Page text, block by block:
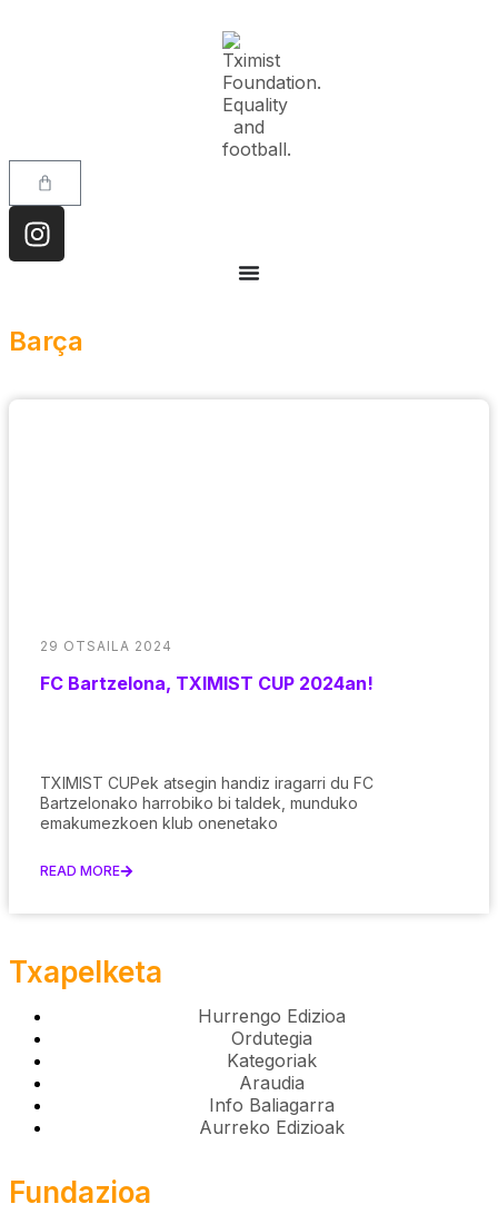
Barça
29 OTSAILA 2024
FC Bartzelona, TXIMIST CUP 2024an!
TXIMIST CUPek atsegin handiz iragarri du FC
Bartzelonako harrobiko bi taldek, munduko
emakumezkoen klub onenetako
READ MORE
Txapelketa
Hurrengo Edizioa
Ordutegia
Kategoriak
Araudia
Info Baliagarra
Aurreko Edizioak
Fundazioa